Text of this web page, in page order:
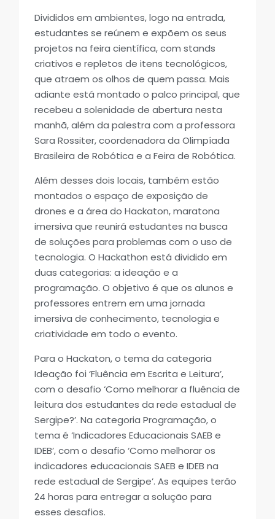
Divididos em ambientes, logo na entrada,
estudantes se reúnem e expõem os seus
projetos na feira científica, com stands
criativos e repletos de itens tecnológicos,
que atraem os olhos de quem passa. Mais
adiante está montado o palco principal, que
recebeu a solenidade de abertura nesta
manhã, além da palestra com a professora
Sara Rossiter, coordenadora da Olimpíada
Brasileira de Robótica e a Feira de Robótica.
Além desses dois locais, também estão
montados o espaço de exposição de
drones e a área do Hackaton, maratona
imersiva que reunirá estudantes na busca
de soluções para problemas com o uso de
tecnologia. O Hackathon está dividido em
duas categorias: a ideação e a
programação. O objetivo é que os alunos e
professores entrem em uma jornada
imersiva de conhecimento, tecnologia e
criatividade em todo o evento.
Para o Hackaton, o tema da categoria
Ideação foi ‘Fluência em Escrita e Leitura’,
com o desafio ‘Como melhorar a fluência de
leitura dos estudantes da rede estadual de
Sergipe?’. Na categoria Programação, o
tema é ‘Indicadores Educacionais SAEB e
IDEB’, com o desafio ‘Como melhorar os
indicadores educacionais SAEB e IDEB na
rede estadual de Sergipe’. As equipes terão
24 horas para entregar a solução para
esses desafios.